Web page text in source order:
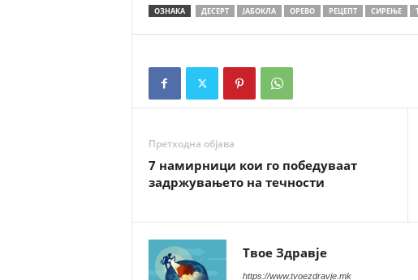
ОЗНАКА ДЕСЕРТ ЈАБОКЛА ОРЕВО РЕЦЕПТ СИРЕЊЕ
Претходна објава
7 намирници кои го победуваат
задржувањето на течности
Твое Здравје
https://www.tvoezdravje.mk